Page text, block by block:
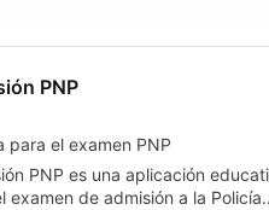
PNP
para el examen PNP
PNP es una aplicación
examen de admisión a la